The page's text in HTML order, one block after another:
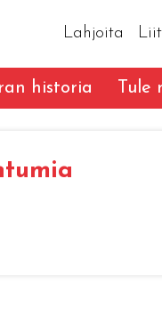
Lahjoita
historia Tule